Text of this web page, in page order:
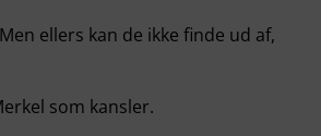
ellers kan de ikke finde ud af,
som kansler.